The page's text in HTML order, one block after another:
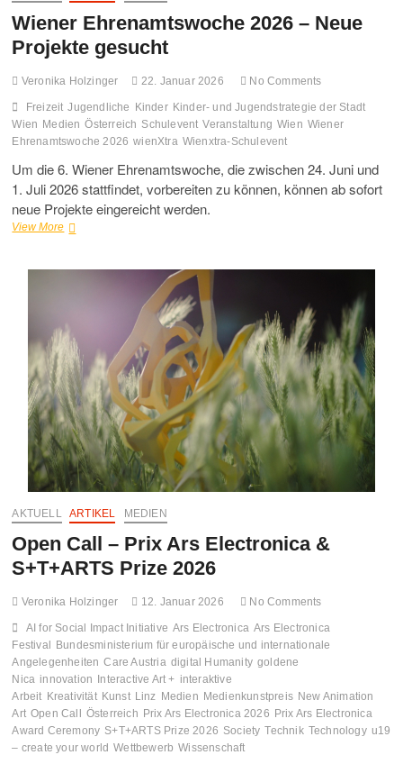
Wiener Ehrenamtswoche 2026 – Neue
Projekte gesucht
Veronika Holzinger 22. Januar 2026 No Comments
Freizeit Jugendliche Kinder Kinder- und Jugendstrategie der Stadt
Wien Medien Österreich Schulevent Veranstaltung Wien Wiener
Ehrenamtswoche 2026 wienXtra Wienxtra-Schulevent
Um die 6. Wiener Ehrenamtswoche, die zwischen 24. Juni und
1. Juli 2026 stattfindet, vorbereiten zu können, können ab sofort
neue Projekte eingereicht werden.
View MoreWiener
gesucht
AKTUELL ARTIKEL MEDIEN
Open Call – Prix Ars Electronica &
S+T+ARTS Prize 2026
Veronika Holzinger 12. Januar 2026 No Comments
AI for Social Impact Initiative Ars Electronica Ars Electronica
Festival Bundesministerium für europäische und internationale
Angelegenheiten Care Austria digital Humanity goldene
Nica innovation Interactive Art + interaktive
Arbeit Kreativität Kunst Linz Medien Medienkunstpreis New Animation
Art Open Call Österreich Prix Ars Electronica 2026 Prix Ars Electronica
Award Ceremony S+T+ARTS Prize 2026 Society Technik Technology u19
– create your world Wettbewerb Wissenschaft